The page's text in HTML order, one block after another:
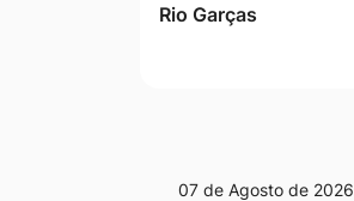
Rio Garças
07 de Agosto de 2026